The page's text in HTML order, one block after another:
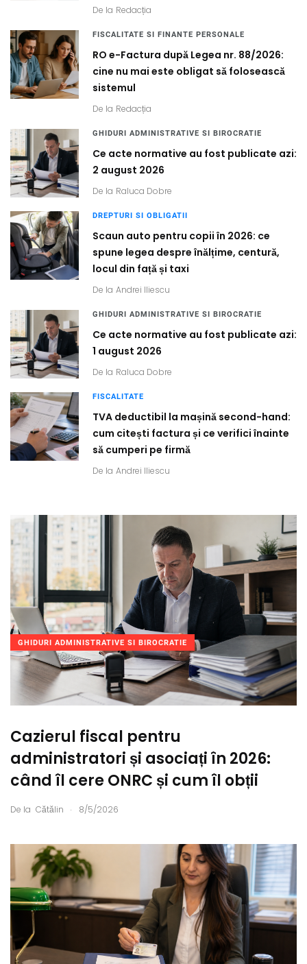
De la Redacția
FISCALITATE SI FINANTE PERSONALE
RO e-Factura după Legea nr. 88/2026:
cine nu mai este obligat să folosească
sistemul
De la Redacția
GHIDURI ADMINISTRATIVE SI BIROCRATIE
Ce acte normative au fost publicate azi:
2 august 2026
De la Raluca Dobre
DREPTURI SI OBLIGATII
Scaun auto pentru copii în 2026: ce
spune legea despre înălțime, centură,
locul din față și taxi
De la Andrei Iliescu
GHIDURI ADMINISTRATIVE SI BIROCRATIE
Ce acte normative au fost publicate azi:
1 august 2026
De la Raluca Dobre
FISCALITATE
TVA deductibil la mașină second-hand:
cum citești factura și ce verifici înainte
să cumperi pe firmă
De la Andrei Iliescu
GHIDURI ADMINISTRATIVE SI BIROCRATIE
Cazierul fiscal pentru
administratori și asociați în 2026:
când îl cere ONRC și cum îl obții
De la Cătălin . 8/5/2026